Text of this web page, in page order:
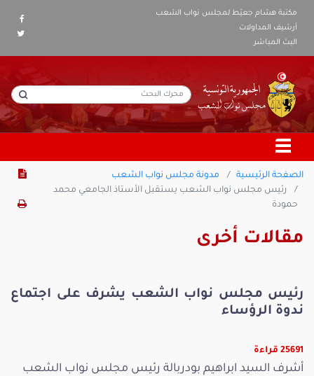
مكتبة هشام جعيّط لمجلس نواب الشعب
أرشيف المداولات
البث المباشر
الصفحة الرئيسية
مدونة مجلس نواب الشعب
رئيس مجلس نواب الشعب يستقبل الأستاذ الجامعي محمد
حمودة
مقالات أخرى
رئيس مجلس نواب الشعب يشرف على اجتماع
ندوة الرؤساء
25691 قراءة
أشرف السيد ابراهيم بودربالة رئيس مجلس نواب الشعب